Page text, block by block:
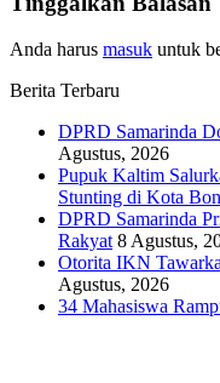
Anda harus masuk untuk
Berita Terbaru
DPRD Samarinda
Agustus, 2026
Pupuk Kaltim
Stunting di Kota
DPRD Samarinda
Rakyat 8 Agustus,
Otorita IKN
Agustus, 2026
34 Mahasiswa